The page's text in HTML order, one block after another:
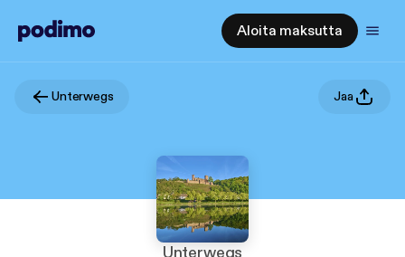
Aloita maksutta
Unterwegs Jaa